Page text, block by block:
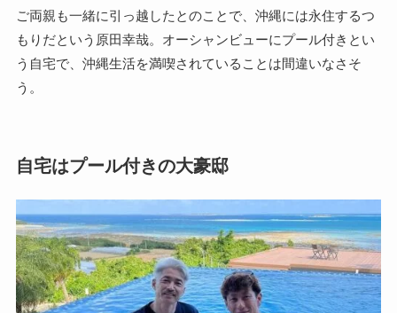
ご両親も一緒に引っ越したとのことで、沖縄には永住するつ
もりだという原田幸哉。オーシャンビューにプール付きとい
う自宅で、沖縄生活を満喫されていることは間違いなさそ
う。
自宅はプール付きの大豪邸